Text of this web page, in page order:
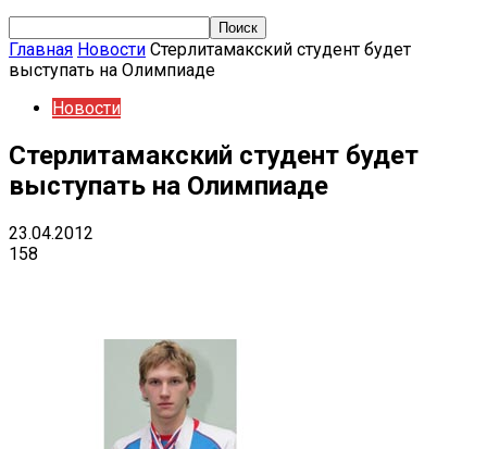
Главная Новости Стерлитамакский студент будет
выступать на Олимпиаде
Новости
Стерлитамакский студент будет
выступать на Олимпиаде
23.04.2012
158